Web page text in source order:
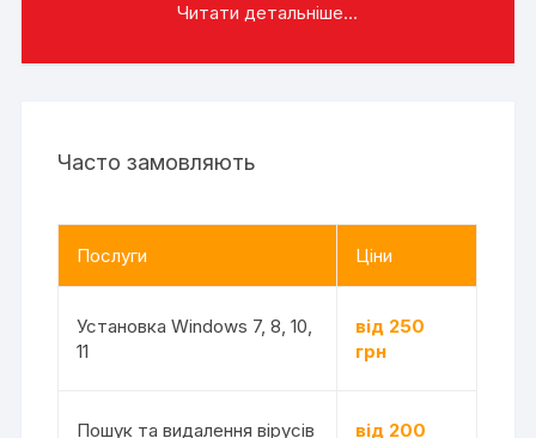
Читати детальніше...
Часто замовляють
Послуги Ціни
Установка Windows 7, 8, 10,
11
від 250
грн
Пошук та видалення вірусів від 200